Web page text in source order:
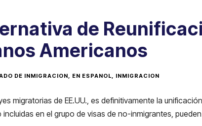
de
Americanos
DE INMIGRACION EN ESPANOL INMIGRACION
migratorias de EE.UU., es definitivamente la
en el grupo de visas de no-inmigrantes,